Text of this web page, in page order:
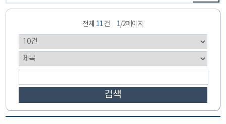
전체 11건 1/2페이지
검색